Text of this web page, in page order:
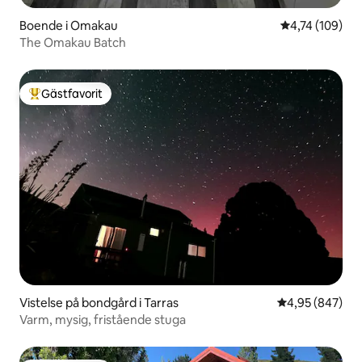
Boende i Omakau 4,74 av 5 i
4,74 (109)
The Omakau Batch
Populär gästfavorit
Gästfavorit
Vistelse på bondgård i Tarras 4,95 av 5 i
4,95 (847)
Varm, mysig, fristående stuga